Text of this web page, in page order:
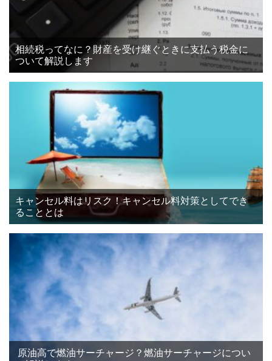
相続税ってなに？財産を受け継ぐときに支払う税金に
ついて解説します
キャンセル料はリスク！キャンセル料対策としてでき
ることとは
原油高で燃油サーチャージ？燃油サーチャージについ